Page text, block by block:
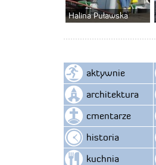
Halina Puławska
aktywnie
architektura
cmentarze
historia
kuchnia